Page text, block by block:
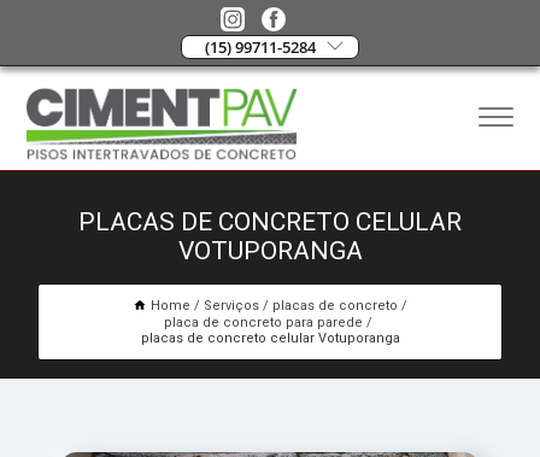
(15) 99711-5284
PLACAS DE CONCRETO CELULAR
VOTUPORANGA
Home Serviços
placas de concreto
placa de concreto para parede
placas de concreto celular Votuporanga